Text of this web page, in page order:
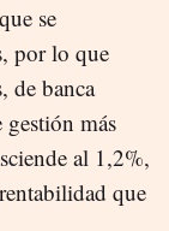
se
por lo que
de banca
más
al 1,2%,
que